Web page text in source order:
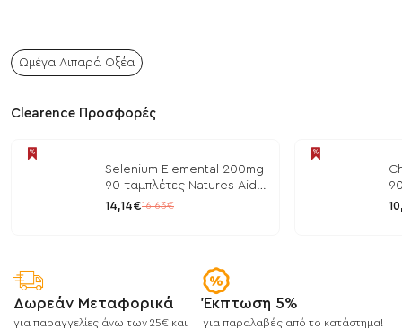
Ωμέγα Λιπαρά Οξέα
Clearence Προσφορές
Selenium Elemental 200mg
90 ταμπλέτες Natures Aid
/ Μέταλλα
14,14€16,63€
/
Δωρεάν Μεταφορικά
για παραγγελίες άνω των 25€ και
Έκπτωση 5%
για παραλαβές από το κατάστημα!